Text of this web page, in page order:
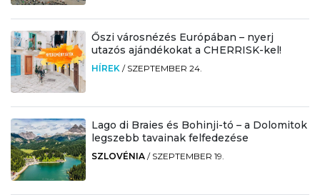
Őszi városnézés Európában – nyerj
utazós ajándékokat a CHERRISK-kel!
HÍREK / SZEPTEMBER 24.
Lago di Braies és Bohinji-tó – a Dolomitok
legszebb tavainak felfedezése
SZLOVÉNIA / SZEPTEMBER 19.